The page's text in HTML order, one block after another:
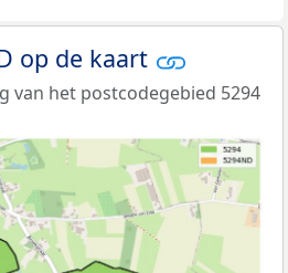
op de kaart
van het postcodegebied 5294